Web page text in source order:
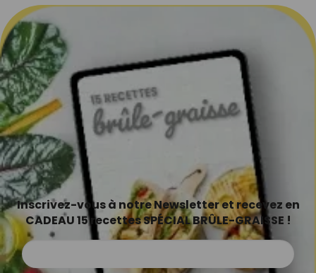
Inscrivez-vous à notre Newsletter et recevez en
CADEAU 15 recettes SPÉCIAL BRÛLE-GRAISSE !